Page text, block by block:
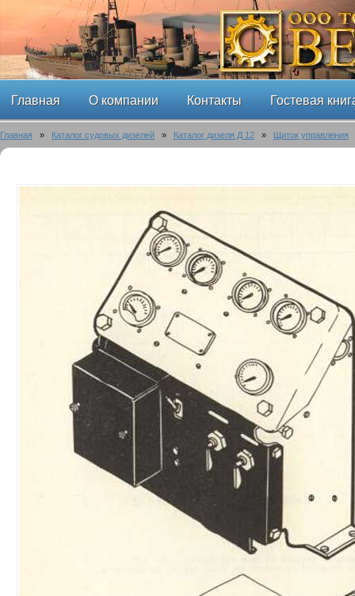
Главная О компании Контакты Гостевая
Главная » Каталог судовых дизелей » Каталог дизеля Д 12 » Щиток управления